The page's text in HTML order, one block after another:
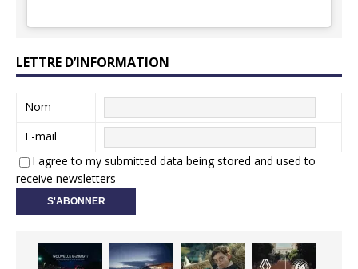
LETTRE D’INFORMATION
Nom
E-mail
I agree to my submitted data being stored and used to
receive newsletters